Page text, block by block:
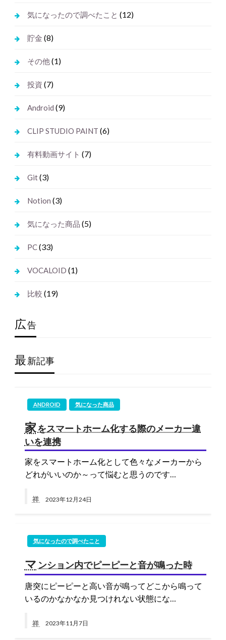
気になったので調べたこと (12)
貯金 (8)
その他(1)
投資 (7)
Android (9)
CLIP STUDIO PAINT (6)
有料動画サイト (7)
Git(3)
Notion (3)
気になった商品 (5)
PC(33)
VOCALOID (1)
比較 (19)
広告
最新記事
ANDROID 気になった商品
家をスマートホーム化する際のメーカー違
いを連携
家をスマートホーム化として色々なメーカーから
どれがいいのか～って悩むと思うのです…
祥 2023年12月24日
気になったので調べたこと
マ ンション内でピーピーと音が鳴った時
唐突にピーピーと高い音が鳴ってどこから鳴って
いるのかなかなか見つけれない状態にな…
祥 2023年11月7日